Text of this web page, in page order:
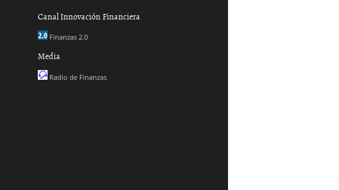
Canal Innovación Financiera
Finanzas 2.0
Media
Radio de Finanzas